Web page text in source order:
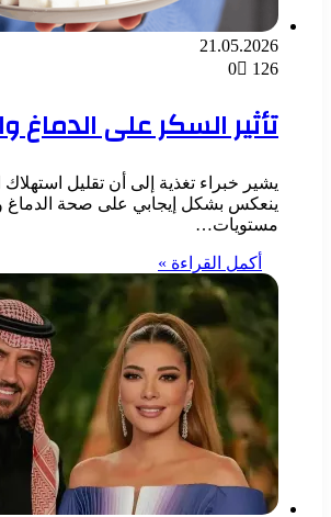
21.05.2026
0
126
تأثير السكر على الدماغ
يشير خبراء تغذية إلى أن تقليل
ينعكس بشكل إيجابي على صحة
مستويات…
أكمل القراءة »